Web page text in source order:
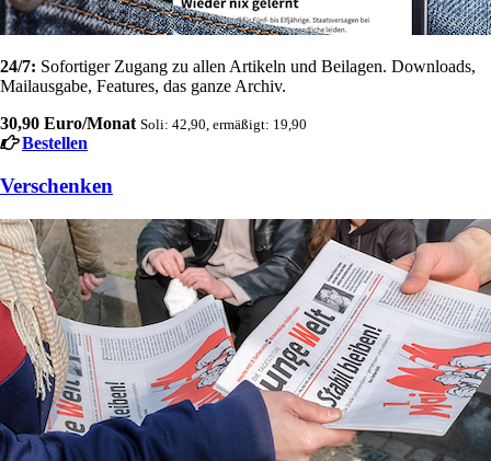
24/7: Sofortiger Zugang zu allen Artikeln und Beilagen. Downloads,
Mailausgabe, Features, das ganze Archiv.
30,90 Euro/Monat Soli: 42,90, ermäßigt: 19,90
Bestellen
Verschenken